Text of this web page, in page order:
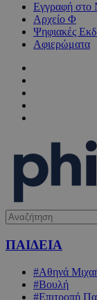
Εγγραφή στο
Αρχείο Φ
Ψηφιακές
Αφιερώματα
ΠΑΙΔΕΙΑ
#Αθηνά
#Βουλή
#Επιτροπή